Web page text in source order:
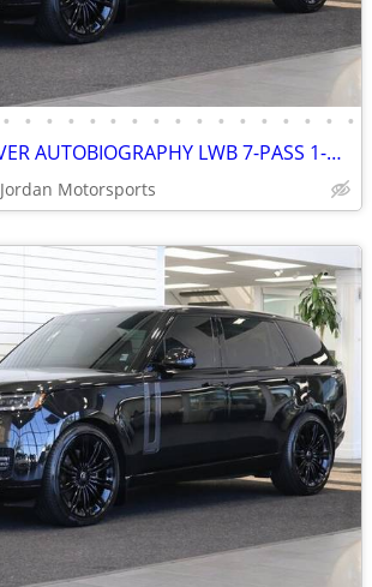
• • • • • • • • • • • • • • • • •
2025 RANGE ROVER AUTOBIOGRAPHY LWB 7-PASS 1-OWNER LAND 2026 2024 G63
Jordan Motorsports